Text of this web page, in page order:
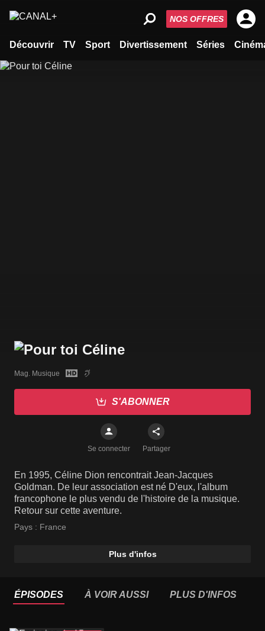
Découvrir TV Sport Divertissement Séries
NOS OFFRES
Mag. Musique
S'ABONNER
Se connecter Partager
En 1995, Céline Dion rencontrait Jean-Jacques
Goldman. De leur association est né D'eux, l'album
francophone le plus vendu de l'histoire de la musique.
Retour sur cette aventure.
Pays : France
Plus d'infos
ÉPISODES À VOIR AUSSI PLUS D'INFOS